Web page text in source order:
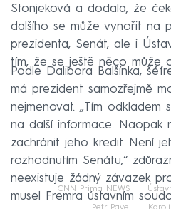
Stonjeková a dodala, že
dalšího se může vynořit na
prezidenta, Senát, ale i
tím, že se ještě něco může
Podle Dalibora Balšínka,
má prezident samozřejmě
nejmenovat. „Tím odkladem
na další informace. Naopak
zachránit jeho kredit. Není
rozhodnutím Senátu,“
neexistuje žádný závazek
musel Fremra ústavním
CNN Prima NEWS
Petr Pavel